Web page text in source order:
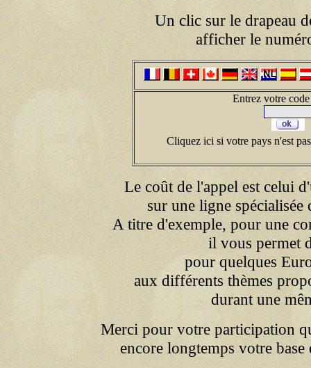
Un clic sur le drapeau
afficher le
Entrez votre code
Cliquez ici si votre pays n'est
Le coût de l'appel est celui
sur une ligne spécialisée
A titre d'exemple, pour une
il vous permet
pour quelques
aux différents thèmes
durant une
Merci pour votre participation
encore longtemps votre